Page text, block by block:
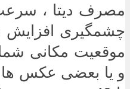
مصرف دیتا ،
چشمگیری افزایش
موقعیت مکانی
و یا بعضی عکس ها